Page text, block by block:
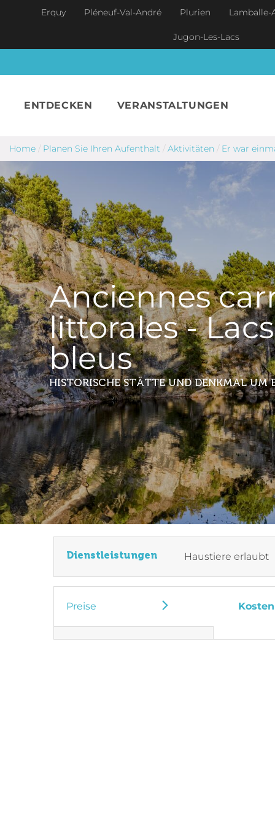
Skip to main content
Erquy Pléneuf-Val-André Plurien Lamballe-
Jugon-Les-Lacs
ENTDECKEN VERANSTALTUNGEN
Home / Planen Sie Ihren Aufenthalt / Aktivitäten / Er war
Anciennes
littorales - Lacs
bleus
HISTORISCHE STÄTTE UND DENKMALUM
Dienstleistungen Haustiere erlaubt
Preise